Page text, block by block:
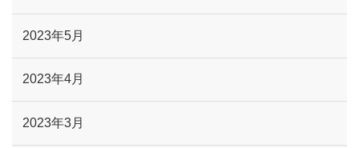
2023年5月
2023年4月
2023年3月